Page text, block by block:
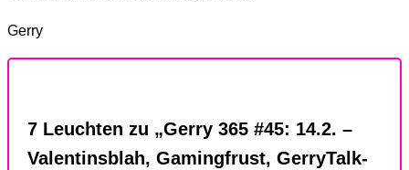
Gerry
7 Leuchten zu „Gerry 365 #45: 14.2. –
Valentinsblah, Gamingfrust, GerryTalk-